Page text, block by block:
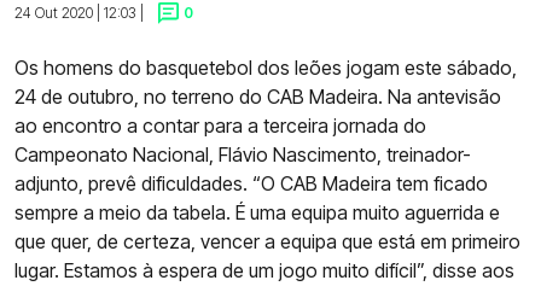
24 Out 2020 | 12:03 |
0
Os homens do basquetebol dos leões jogam este sábado,
24 de outubro, no terreno do CAB Madeira. Na antevisão
ao encontro a contar para a terceira jornada do
Campeonato Nacional, Flávio Nascimento, treinador-
adjunto, prevê dificuldades. “O CAB Madeira tem ficado
sempre a meio da tabela. É uma equipa muito aguerrida e
que quer, de certeza, vencer a equipa que está em primeiro
lugar. Estamos à espera de um jogo muito difícil”, disse aos